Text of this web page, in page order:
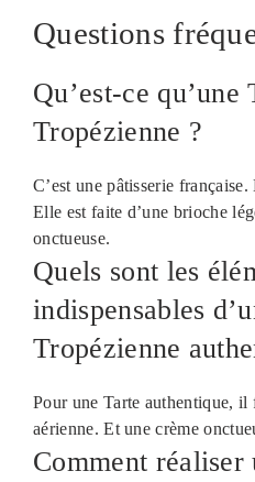
Questions
Qu’est-ce qu’une
Tropézienne ?
C’est une pâtisserie
Elle est faite d’une brioche
onctueuse.
Quels sont les
indispensables
Tropézienne
Pour une Tarte authentique, il
aérienne. Et une crème
Comment réaliser